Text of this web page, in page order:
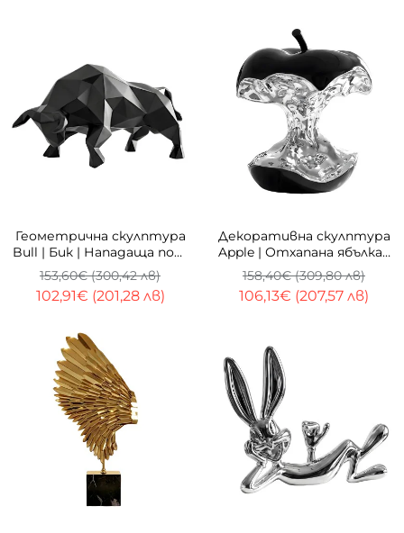
Геометрична скулптура
Bull | Бик | Нападаща поза
| 25 см
102,91€ (201,28 лв)
153,60€ (300,42 лв)
Декоративна скулптура
Apple | Отхапана ябълка |
25 см
106,13€ (207,57 лв)
158,40€ (309,80 лв)